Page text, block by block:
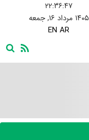
۲۲:۳۶:۴۷
۱۴۰۵ مرداد ۱۶, جمعه
EN AR